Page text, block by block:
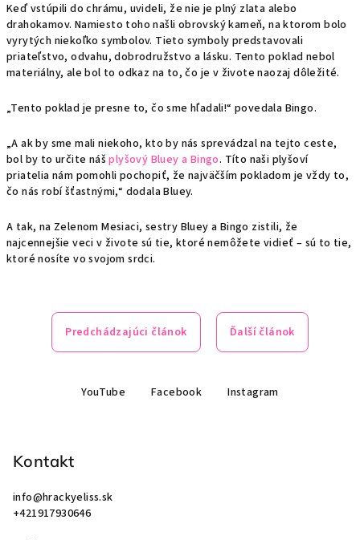
Keď vstúpili do chrámu, uvideli, že nie je plný zlata alebo
drahokamov. Namiesto toho našli obrovský kameň, na ktorom bolo
vyrytých niekoľko symbolov. Tieto symboly predstavovali
priateľstvo, odvahu, dobrodružstvo a lásku. Tento poklad nebol
materiálny, ale bol to odkaz na to, čo je v živote naozaj dôležité.
„Tento poklad je presne to, čo sme hľadali!“ povedala Bingo.
„A ak by sme mali niekoho, kto by nás sprevádzal na tejto ceste,
bol by to určite nášplyšový Bluey a Bingo. Títo naši plyšoví
priatelia nám pomohli pochopiť, že najväčším pokladom je vždy to,
čo nás robí šťastnými,“ dodala Bluey.
A tak, na Zelenom Mesiaci, sestry Bluey a Bingo zistili, že
najcennejšie veci v živote sú tie, ktoré nemôžete vidieť – sú to tie,
ktoré nosíte vo svojom srdci.
Predchádzajúci článok Ďalší článok
YouTube Facebook Instagram
Kontakt
info@hrackyeliss.sk
+421917930646